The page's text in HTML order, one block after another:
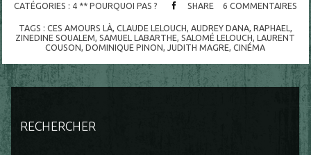
CATÉGORIES : 4 ** POURQUOI PAS ? SHARE 6 COMMENTAIRES
TAGS : CES AMOURS LÀ, CLAUDE LELOUCH, AUDREY DANA, RAPHAEL ,
ZINEDINE SOUALEM,SAMUEL LABARTHE,SALOMÉ LELOUCH,LAURENT
COUSON,DOMINIQUE PINON,JUDITH MAGRE,CINÉMA
RECHERCHER